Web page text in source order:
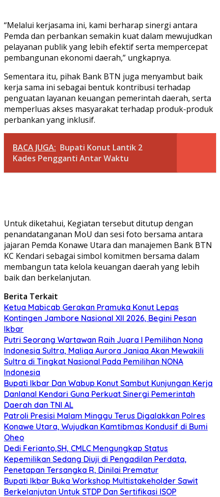
“Melalui kerjasama ini, kami berharap sinergi antara
Pemda dan perbankan semakin kuat dalam mewujudkan
pelayanan publik yang lebih efektif serta mempercepat
pembangunan ekonomi daerah,” ungkapnya.
Sementara itu, pihak Bank BTN juga menyambut baik
kerja sama ini sebagai bentuk kontribusi terhadap
penguatan layanan keuangan pemerintah daerah, serta
memperluas akses masyarakat terhadap produk-produk
perbankan yang inklusif.
BACA JUGA: Bupati Konut Lantik 2
Kades Pengganti Antar Waktu
Untuk diketahui, Kegiatan tersebut ditutup dengan
penandatanganan MoU dan sesi foto bersama antara
jajaran Pemda Konawe Utara dan manajemen Bank BTN
KC Kendari sebagai simbol komitmen bersama dalam
membangun tata kelola keuangan daerah yang lebih
baik dan berkelanjutan.
Berita Terkait
Ketua Mabicab Gerakan Pramuka Konut Lepas
Kontingen Jambore Nasional XII 2026, Begini Pesan
Ikbar
Putri Seorang Wartawan ‎Raih Juara I Pemilihan Nona
Indonesia Sultra, Maliqa Aurora Janiqa Akan Mewakili
Sultra di Tingkat Nasional Pada Pemilihan NONA
Indonesia
Bupati Ikbar Dan Wabup Konut Sambut Kunjungan Kerja
Danlanal Kendari Guna Perkuat Sinergi Pemerintah
Daerah dan TNI AL
Patroli Presisi Malam Minggu Terus Digalakkan Polres
Konawe Utara, Wujudkan Kamtibmas Kondusif di Bumi
Oheo
Dedi Ferianto,SH, CMLC Mengungkap Status
Kepemilikan Sedang Diuji di Pengadilan Perdata,
Penetapan Tersangka R, Dinilai Prematur
Bupati Ikbar Buka Workshop Multistakeholder Sawit
Berkelanjutan Untuk STDP Dan Sertifikasi ISOP